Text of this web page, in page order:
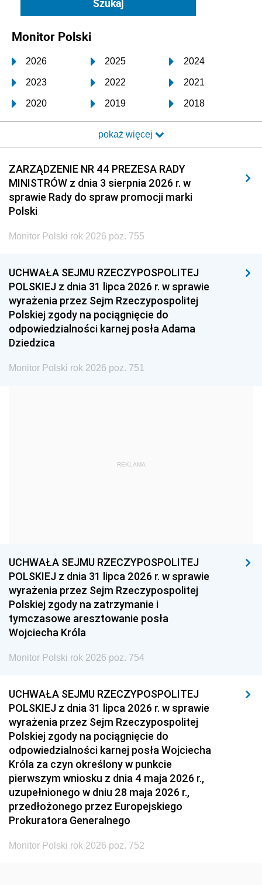
Monitor Polski
2026 2025 2024
2023 2022 2021
2020 2019 2018
2017 2016 2015
2014 2013 2012
2011 2010 2009
2008 2007 2006
2005
1996 1995 1994
1993 1992 1991
1990 1989
1987 1986 1985
1968
1954 1953 1952
1951 1950 1949
1948 1947
1939
pokaż więcej
ZARZĄDZENIE NR 44 PREZESA RADY
MINISTRÓW z dnia 3 sierpnia 2026 r. w
sprawie Rady do spraw promocji marki
Polski
Monitor Polski rok 2026 poz. 755
UCHWAŁA SEJMU RZECZYPOSPOLITEJ
POLSKIEJ z dnia 31 lipca 2026 r. w sprawie
wyrażenia przez Sejm Rzeczypospolitej
Polskiej zgody na pociągnięcie do
odpowiedzialności karnej posła Adama
Dziedzica
Monitor Polski rok 2026 poz. 751
REKLAMA
UCHWAŁA SEJMU RZECZYPOSPOLITEJ
POLSKIEJ z dnia 31 lipca 2026 r. w sprawie
wyrażenia przez Sejm Rzeczypospolitej
Polskiej zgody na zatrzymanie i
tymczasowe aresztowanie posła
Wojciecha Króla
Monitor Polski rok 2026 poz. 754
UCHWAŁA SEJMU RZECZYPOSPOLITEJ
POLSKIEJ z dnia 31 lipca 2026 r. w sprawie
wyrażenia przez Sejm Rzeczypospolitej
Polskiej zgody na pociągnięcie do
odpowiedzialności karnej posła Wojciecha
Króla za czyn określony w punkcie
pierwszym wniosku z dnia 4 maja 2026 r.,
uzupełnionego w dniu 28 maja 2026 r.,
przedłożonego przez Europejskiego
Prokuratora Generalnego
Monitor Polski rok 2026 poz. 752